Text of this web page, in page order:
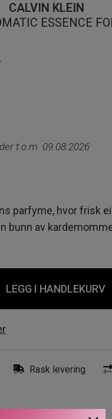
CALVIN KLEIN
ESSENCE
t.o.m. 09.08.2026
parfyme, hvor frisk
bunn av
LEGG I HANDLEKURV
Rask levering